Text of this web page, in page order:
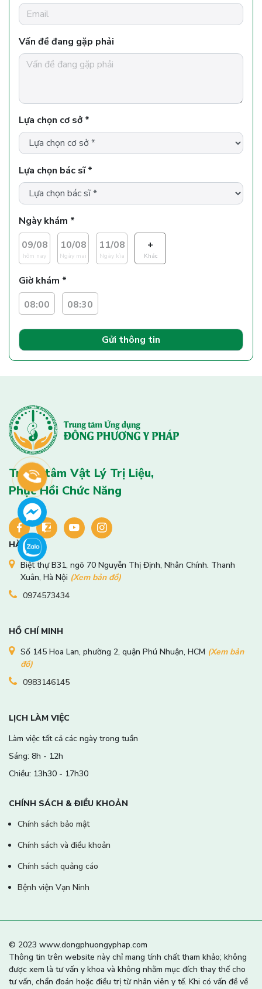
Vấn đề đang gặp phải
Lựa chọn cơ sở *
Lựa chọn bác sĩ *
Ngày khám *
09/08
hôm nay
10/08
Ngày mai
11/08
Ngày kìa
+
Khác
Giờ khám *
08:00
08:30
Gửi thông tin
Trung tâm Vật Lý Trị Liệu,
Phục Hồi Chức Năng
HÀ NỘI
Biệt thự B31, ngõ 70 Nguyễn Thị Định, Nhân Chính. Thanh
Xuân, Hà Nội (Xem bản đồ)
0974573434
HỒ CHÍ MINH
Số 145 Hoa Lan, phường 2, quận Phú Nhuận, HCM (Xem bản
đồ)
0983146145
LỊCH LÀM VIỆC
Làm việc tất cả các ngày trong tuần
Sáng: 8h - 12h
Chiều: 13h30 - 17h30
CHÍNH SÁCH & ĐIỀU KHOẢN
Chính sách bảo mật
Chính sách và điều khoản
Chính sách quảng cáo
Bệnh viện Vạn Ninh
© 2023 www.dongphuongyphap.com
Thông tin trên website này chỉ mang tính chất tham khảo; không
được xem là tư vấn y khoa và không nhằm mục đích thay thế cho
tư vấn, chẩn đoán hoặc điều trị từ nhân viên y tế. Khi có vấn đề về